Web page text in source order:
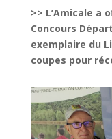
>> L’Amicale
Concours
exemplaire du
coupes pour